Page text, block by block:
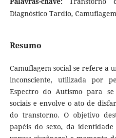
Diagnóstico Tardio,
Resumo
Camuflagem social se refere a
inconsciente, utilizada por
Espectro do Autismo para
sociais e envolve o ato de
do transtorno. O objetivo
papéis do sexo, da